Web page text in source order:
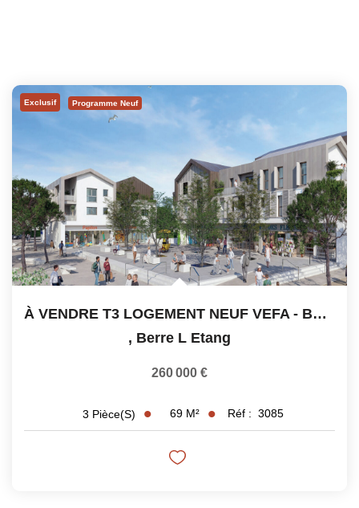
Exclusif Programme Neuf
À VENDRE T3 LOGEMENT NEUF VEFA - BERRE L'ETANG
, Berre L Etang
260 000 €
3 Pièce(s) 69 M² Réf : 3085